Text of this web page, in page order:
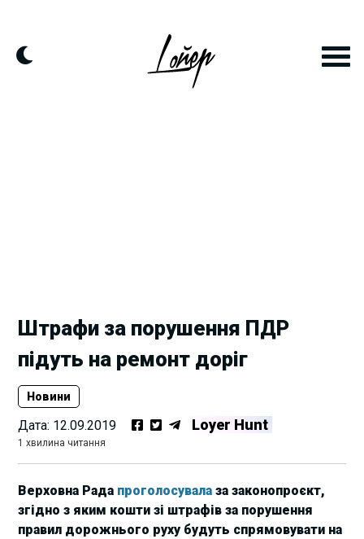
content
Штрафи за порушення ПДР
підуть на ремонт доріг
Новини
Дата: 12.09.2019 Loyer Hunt
1 хвилина читання
Верховна Рада проголосувала за законопроєкт,
згідно з яким кошти зі штрафів за порушення
правил дорожнього руху будуть спрямовувати на